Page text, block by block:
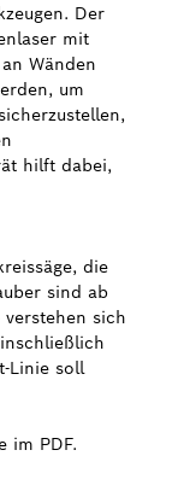
Der
mit
Wänden
um
hilft dabei,
die
sind ab
sich
Linie soll
im PDF.